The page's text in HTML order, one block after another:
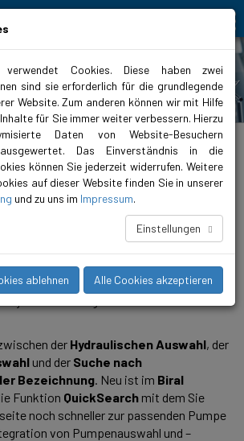
> PumpSelector
6
6 überzeugt. Neben dem intuitiven
die Software mit neuen
QuickSearch, dem Pumpenvergleich und
der Hydraulischen Auswahl, der
und der Suche nach
Bezeichnung. Neu ist im Biral
Funktion QuickSearch mit dem Sie
noch schneller zur passenden Pumpe
von Pumpenauswahl und –
verwendet Cookies. Diese haben zwei
sind sie erforderlich für die grundlegende
Website. Zum anderen können wir mit Hilfe
für Sie immer weiter verbessern. Hierzu
Daten von Website-Besuchern
Das Einverständnis in die
können Sie jederzeit widerrufen. Weitere
auf dieser Website finden Sie in unserer
und zu uns im Impressum.
Einstellungen
ablehnen Alle Cookies akzeptieren